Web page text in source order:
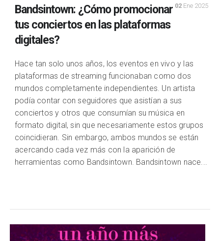
02 Ene 2025
Bandsintown: ¿Cómo promocionar
tus conciertos en las plataformas
digitales?
Hace tan solo unos años, los eventos en vivo y las
plataformas de streaming funcionaban como dos
mundos completamente independientes. Un artista
podía contar con seguidores que asistían a sus
conciertos y otros que consumían su música en
formato digital, sin que necesariamente estos grupos
coincidieran. Sin embargo, ambos mundos se están
acercando cada vez más con la aparición de
herramientas como Bandsintown. Bandsintown nace...